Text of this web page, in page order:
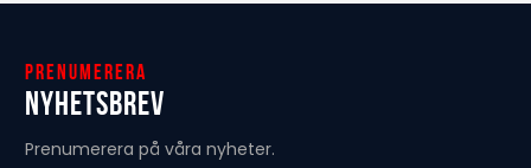
Prenumerera
Nyhetsbrev
Prenumerera på våra nyheter.